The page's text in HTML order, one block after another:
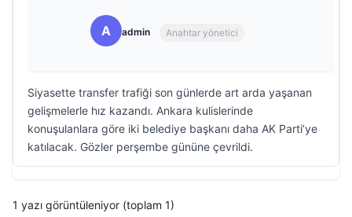
A admin Anahtar yönetici
Siyasette transfer trafiği son günlerde art arda yaşanan
gelişmelerle hız kazandı. Ankara kulislerinde
konuşulanlara göre iki belediye başkanı daha AK Parti’ye
katılacak. Gözler perşembe gününe çevrildi.
1 yazı görüntüleniyor (toplam 1)